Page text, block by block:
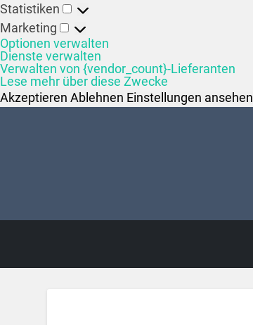
Statistiken
Marketing
Optionen verwalten
Dienste verwalten
Verwalten von {vendor_count}-Lieferanten
Lese mehr über diese Zwecke
Akzeptieren Ablehnen Einstellungen ansehen